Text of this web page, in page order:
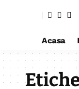
Acasa